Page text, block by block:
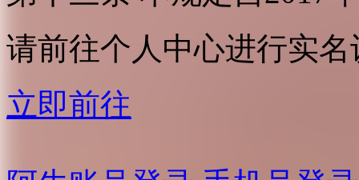
请前往个人中心进行实名
立即前往